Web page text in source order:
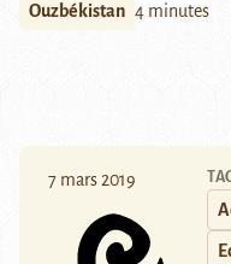
Ouzbékistan 4 minutes
7 mars 2019